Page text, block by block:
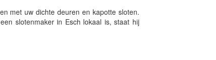
met uw dichte deuren en kapotte sloten.
slotenmaker in Esch lokaal is, staat hij